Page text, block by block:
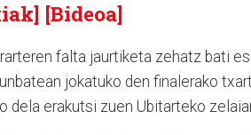
[Bideoa]
falta jaurtiketa zehatz bati
jokatuko den finalerako
dela erakutsi zuen Ubitarteko